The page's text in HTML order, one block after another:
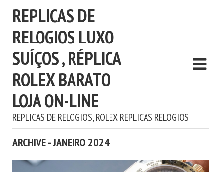
REPLICAS DE
RELOGIOS LUXO
SUÍÇOS , RÉPLICA
ROLEX BARATO
LOJA ON-LINE
REPLICAS DE RELOGIOS, ROLEX REPLICAS RELOGIOS
ARCHIVE - JANEIRO 2024